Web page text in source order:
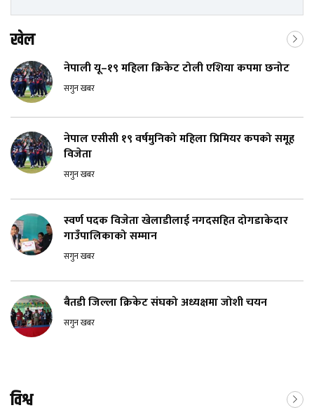
खेल
नेपाली यू–१९ महिला क्रिकेट टोली एशिया कपमा छनोट
सगुन खबर
नेपाल एसीसी १९ वर्षमुनिको महिला प्रिमियर कपको समूह
विजेता
सगुन खबर
स्वर्ण पदक विजेता खेलाडीलाई नगदसहित दोगडाकेदार
गाउँपालिकाको सम्मान
सगुन खबर
बैतडी जिल्ला क्रिकेट संघको अध्यक्षमा जोशी चयन
सगुन खबर
विश्व